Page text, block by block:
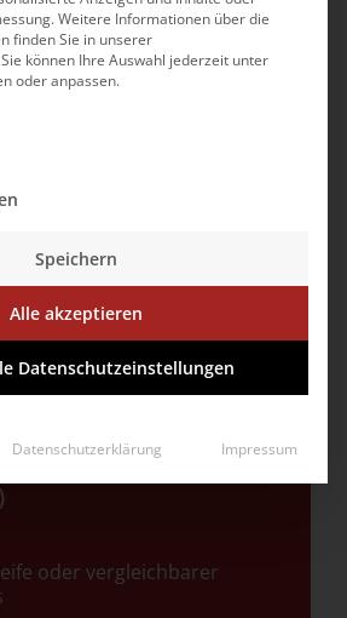
in für Digital
(m/w/d)
frau IT-System-
(m/w/d)
in für
in für
oder vergleichbarer
Weitere Informationen über die
finden Sie in unserer
Sie können Ihre Auswahl jederzeit unter
oder anpassen.
der Service-Gruppen, für die eine
Speichern
Alle akzeptieren
Datenschutzeinstellungen
Datenschutzerklärung Impressum